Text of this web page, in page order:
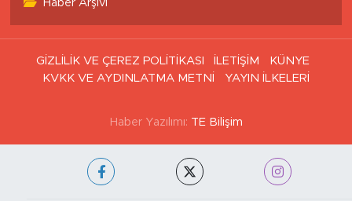
Haber Arşivi
GİZLİLİK VE ÇEREZ POLİTİKASI İLETİŞİM
KÜNYE
KVKK VE AYDINLATMA METNİ
YAYIN İLKELERİ
Haber Yazılımı: TE Bilişim